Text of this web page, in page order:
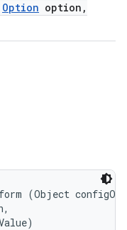
Option option ,
(Object